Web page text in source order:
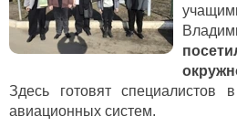
Здесь готовят специалистов
авиационных систем.